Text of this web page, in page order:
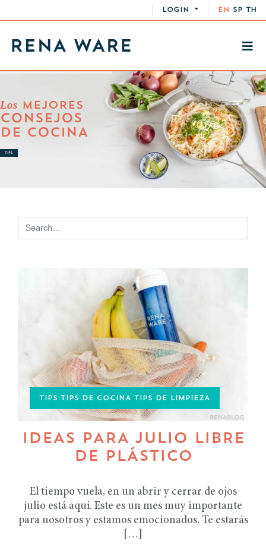
LOGIN EN SP TH
Los MEJORES
CONSEJOS
DE COCINA
TIPS
TIPS TIPS DE COCINA TIPS DE LIMPIEZA
IDEAS PARA JULIO LIBRE
DE PLÁSTICO
El tiempo vuela, en un abrir y cerrar de ojos
julio está aquí. Este es un mes muy importante
para nosotros y estamos emocionados. Te estarás
[…]